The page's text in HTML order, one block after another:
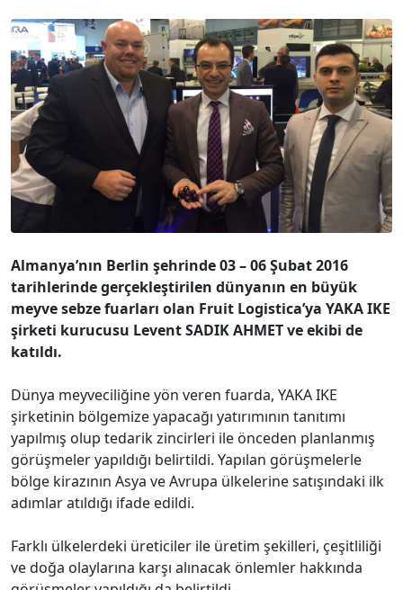
Almanya’nın Berlin şehrinde 03 – 06 Şubat 2016
tarihlerinde gerçekleştirilen dünyanın en büyük
meyve sebze fuarları olan Fruit Logistica’ya YAKA IKE
şirketi kurucusu Levent SADIK AHMET ve ekibi de
katıldı.
Dünya meyveciliğine yön veren fuarda, YAKA IKE
şirketinin bölgemize yapacağı yatırımının tanıtımı
yapılmış olup tedarik zincirleri ile önceden planlanmış
görüşmeler yapıldığı belirtildi. Yapılan görüşmelerle
bölge kirazının Asya ve Avrupa ülkelerine satışındaki ilk
adımlar atıldığı ifade edildi.
Farklı ülkelerdeki üreticiler ile üretim şekilleri, çeşitliliği
ve doğa olaylarına karşı alınacak önlemler hakkında